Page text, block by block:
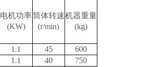
电机功率
(KW)
筒体转速
(r/min)
机器重量
(kg)
1.1 45
600
1.1 40
750